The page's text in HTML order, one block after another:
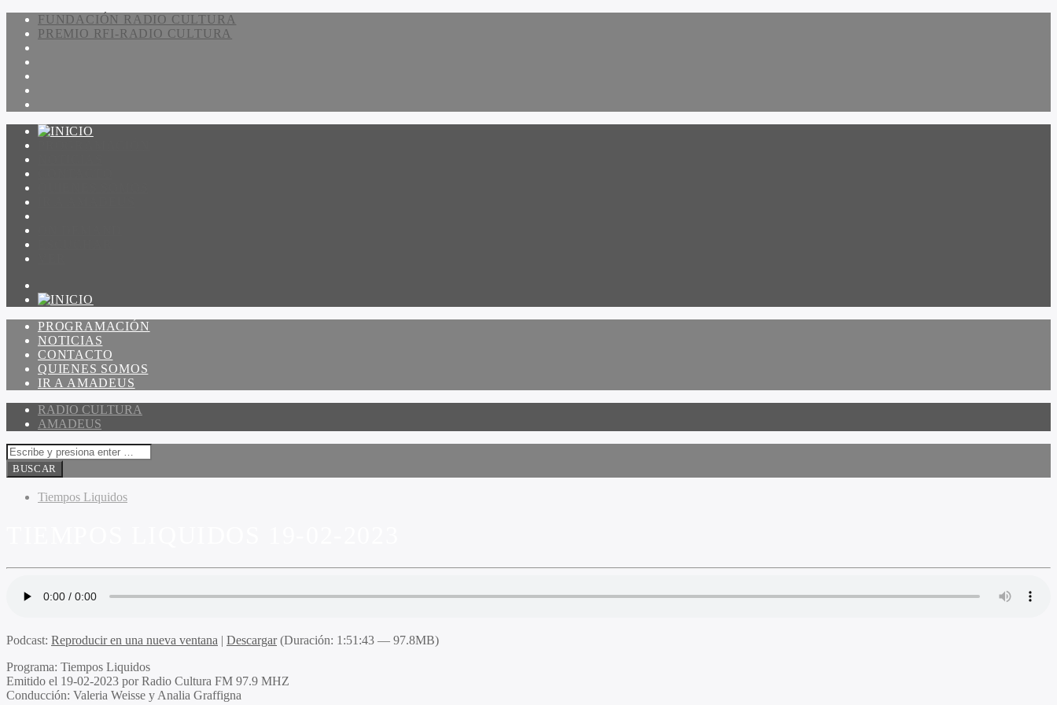
FUNDACIÓN RADIO CULTURA
PREMIO RFI-RADIO CULTURA
PROGRAMACIÓN
NOTICIAS
CONTACTO
QUIENES SOMOS
IR A AMADEUS
RADIO CULTURA
AMADEUS
Tiempos Liquidos
Podcast: Reproducir en una nueva ventana | Descargar(Duración: 1:51:43 — 97.8MB)
Programa: Tiempos Liquidos
Emitido el 19-02-2023 por Radio Cultura FM 97.9 MHZ
Conducción: Valeria Weisse y Analia Graffigna